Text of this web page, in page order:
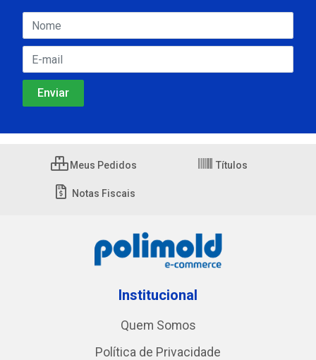
Meus Pedidos Títulos
Notas Fiscais
Institucional
Quem Somos
Política de Privacidade